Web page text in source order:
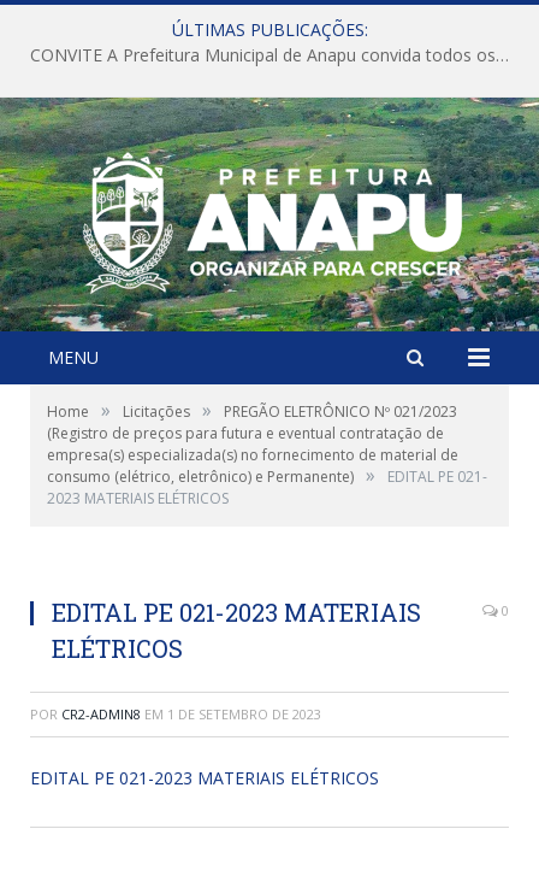
ÚLTIMAS PUBLICAÇÕES:
CONVITE A Prefeitura Municipal de Anapu convida todos os servidores públicos municipais para participarem da Audiência Pública de discussão da Lei de Diretrizes Orçamentárias (LDO), importante instrumento de planejamento das ações e investimentos da Administração Pública para o próximo exercício financeiro.
MENU
Home » Licitações »
PREGÃO ELETRÔNICO Nº 021/2023
(Registro de preços para futura e eventual contratação de
empresa(s) especializada(s) no fornecimento de material de
consumo (elétrico, eletrônico) e Permanente) »
EDITAL PE 021-
2023 MATERIAIS ELÉTRICOS
EDITAL PE 021-2023 MATERIAIS
ELÉTRICOS
0
POR CR2-ADMIN8 EM 1 DE SETEMBRO DE 2023
EDITAL PE 021-2023 MATERIAIS ELÉTRICOS